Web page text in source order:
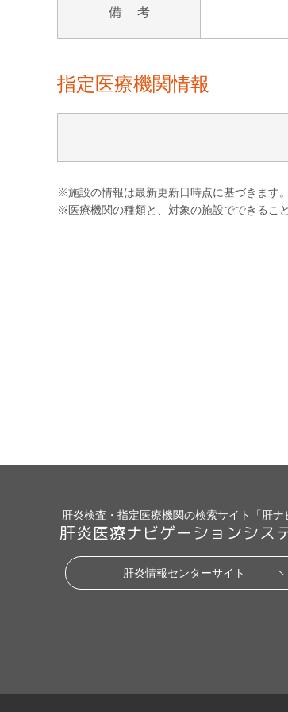
備 考
指定医療機関情報
※施設の情報は最新更新日時点に基づきます
※医療機関の種類と、対象の施設でできるこ
肝炎検査・指定医療機関の検索サイト「肝ナ
肝炎医療ナビゲーションシス
肝炎情報センターサイト